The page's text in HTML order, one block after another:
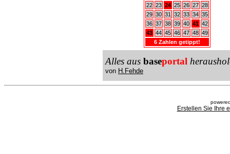
22 23 24 25 26 27 28
29 30 31 32 33 34 35
36 37 38 39 40 41 42
43 44 45 46 47 48 49
6 Zahlen getippt!
Alles aus baseportal
von H.Fehde
Erstellen Sie Ihre